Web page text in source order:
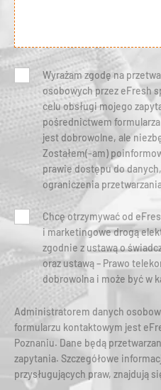
Wyrażam zgodę na
osobowych przez eFresh
celu obsługi mojego
pośrednictwem
jest dobrowolne, ale
Zostałem(-am)
prawie dostępu do
ograniczenia
Chcę otrzymywać od
i marketingowe drogą
zgodnie z ustawą o
oraz ustawą – Prawo
dobrowolna i może być w
Administratorem danych
formularzu kontaktowym jest
Poznaniu. Dane będą
zapytania. Szczegółowe
przysługujących praw, znajdują